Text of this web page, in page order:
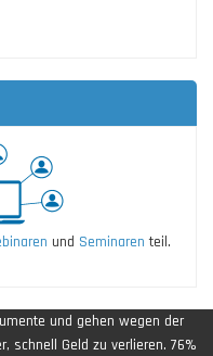
und Seminaren teil.
und gehen wegen der
schnell Geld zu verlieren. 76%